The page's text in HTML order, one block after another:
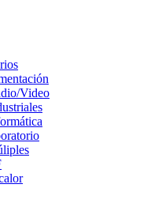
Video